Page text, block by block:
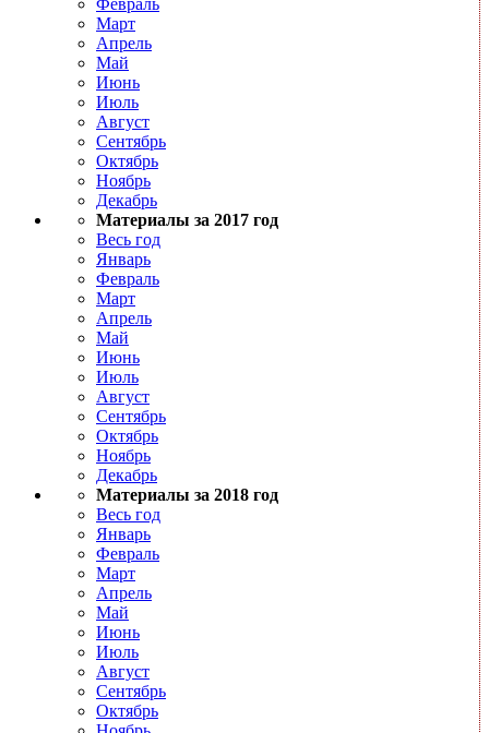
Февраль
Март
Апрель
Май
Июнь
Июль
Август
Сентябрь
Октябрь
Ноябрь
Декабрь
Материалы за 2017 год
Весь год
Январь
Февраль
Март
Апрель
Май
Июнь
Июль
Август
Сентябрь
Октябрь
Ноябрь
Декабрь
Материалы за 2018 год
Весь год
Январь
Февраль
Март
Апрель
Май
Июнь
Июль
Август
Сентябрь
Октябрь